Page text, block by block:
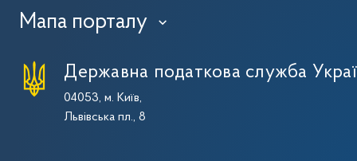
Мапа порталу ›
Державна податкова служба
04053, м. Київ,
Львівська пл., 8